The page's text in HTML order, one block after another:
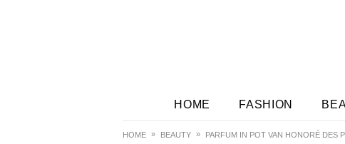
HOME FASHION
HOME BEAUTY PARFUM IN POT VAN HONORÉ DES